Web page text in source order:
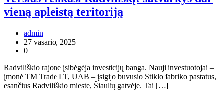
vieną apleistą teritoriją
admin
27 vasario, 2025
0
Radviliškio rajone įsibėgėja investicijų banga. Nauji investuotojai –
įmonė TM Trade LT, UAB – įsigijo buvusio Stiklo fabriko pastatus,
esančius Radviliškio mieste, Šiaulių gatvėje. Tai […]